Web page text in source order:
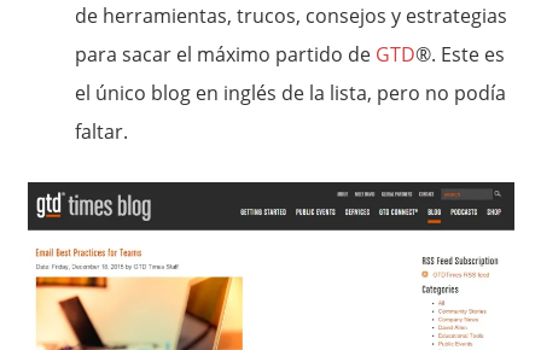
de herramientas, trucos, consejos y estrategias
para sacar el máximo partido de GTD®. Este es
el único blog en inglés de la lista, pero no podía
faltar.